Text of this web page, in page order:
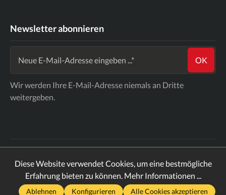
Newsletter abonnieren
OK
Wir werden Ihre E-Mail-Adresse niemals an Dritte
weitergeben.
Versandkostenund ggf. Nachnahmegebühren, wenn nicht
anders angegeben.
Diese Website verwendet Cookies, um eine bestmögliche
Erfahrung bieten zu können. Mehr Informationen ...
Ablehnen Konfigurieren Alle Cookies akzeptieren